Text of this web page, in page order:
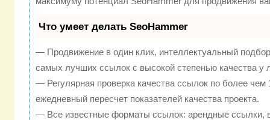
Что умеет делать SeoHammer
— Продвижение в один клик, интеллектуальный подбор
самых лучших ссылок с высокой степенью качества у
— Регулярная проверка качества ссылок по более чем
ежедневный пересчет показателей качества проекта.
— Все известные форматы ссылок: арендные ссылки,